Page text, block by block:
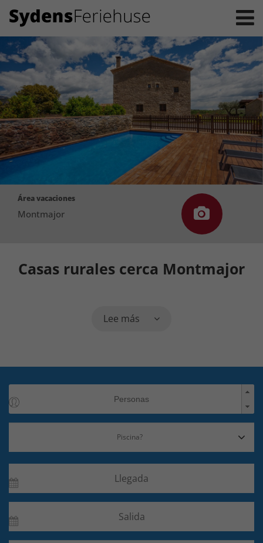
Área vacaciones
Montmajor
Casas rurales cerca Montmajor
Lee más 